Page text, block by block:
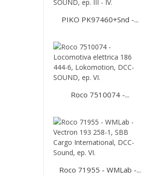
PIKO PK97460+Snd -...
Roco 7510074 -...
Roco 71955 - WMLab -...